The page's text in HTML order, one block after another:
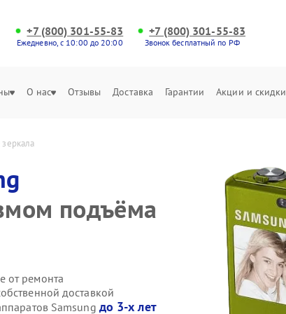
+7 (800) 301-55-83
Ежедневно, с 10:00 до 20:00
+7 (800) 301-55-83
Звонок бесплатный по РФ
О нас Отзывы Доставка Гарантии Акции и скидки
подъёма
от ремонта
доставкой
Samsung до 3-х лет